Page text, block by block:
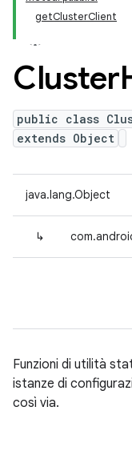
getClusterClient
Cluster
public class
extends Object
java.lang.Object
↳
Funzioni di utilità
istanze di
così via.